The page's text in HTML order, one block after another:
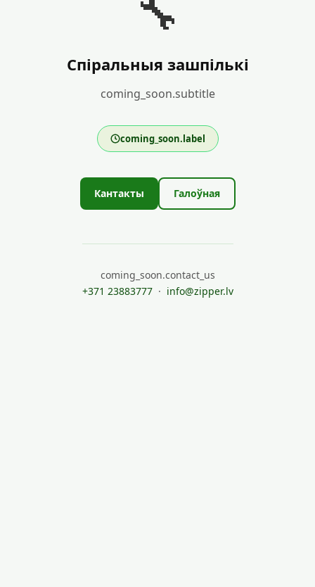
Спіральныя зашпількі
coming_soon.subtitle
coming_soon.label
Кантакты Галоўная
coming_soon.contact_us
+371 23883777· info@zipper.lv